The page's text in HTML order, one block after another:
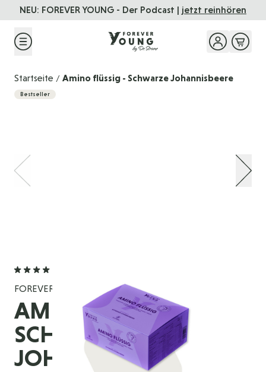
Direkt zum Inhalt
NEU: FOREVER YOUNG - Der Podcast |jetzt reinhören
Startseite / Amino flüssig - Schwarze Johannisbeere
Bestseller
FOREVER YOUNG
AMINO FLÜSSIG -
SCHWARZE
JOHANNISBEERE